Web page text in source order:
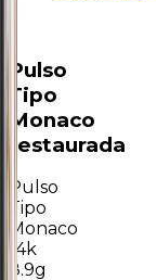
Pulso
Tipo
Monaco
restaurada
Pulso
Tipo
Monaco
14k
8.9g